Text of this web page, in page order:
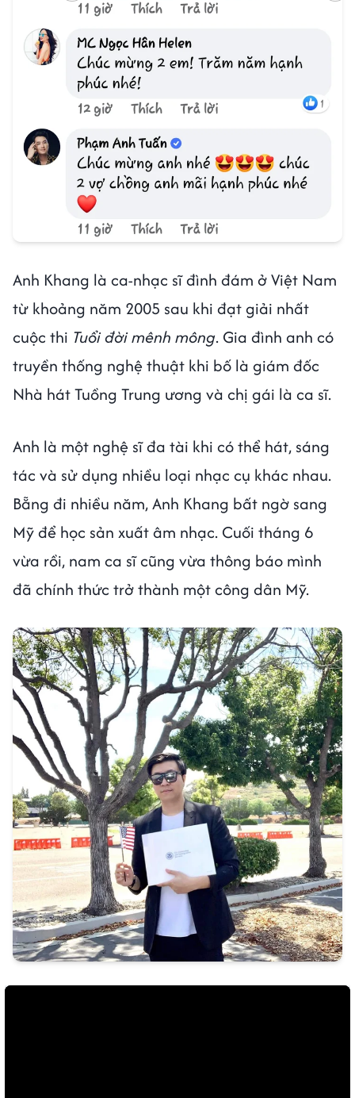
Anh Khang là ca-nhạc sĩ đình đám ở Việt Nam
từ khoảng năm 2005 sau khi đạt giải nhất
cuộc thi Tuổi đời mênh mông. Gia đình anh có
truyền thống nghệ thuật khi bố là giám đốc
Nhà hát Tuồng Trung ương và chị gái là ca sĩ.
Anh là một nghệ sĩ đa tài khi có thể hát, sáng
tác và sử dụng nhiều loại nhạc cụ khác nhau.
Bẵng đi nhiều năm, Anh Khang bất ngờ sang
Mỹ để học sản xuất âm nhạc. Cuối tháng 6
vừa rồi, nam ca sĩ cũng vừa thông báo mình
đã chính thức trở thành một công dân Mỹ.